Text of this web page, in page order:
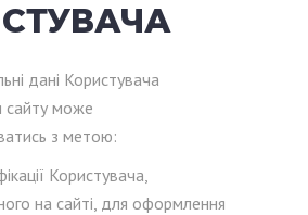
дані Користувача
сайту може
з метою:
Користувача,
на сайті, для оформлення